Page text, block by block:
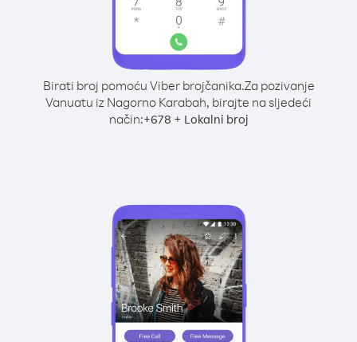
Birati broj pomoću Viber brojčanika.Za pozivanje
Vanuatu iz Nagorno Karabah, birajte na sljedeći
način:+678 + Lokalni broj